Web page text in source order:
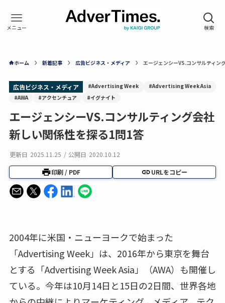
ホーム 新着記事 広告ビジネス・メディア エージェンシーVS.コンサルティン
広告ビジネス・メディア #Advertising Week
#Advertising Week Asia
#AWA
#アクセンチュア #イグナイト
エージェンシーVS.コンサルティング会社
新しい関係性を探る1問1答
更新日 2025.11.25 / 公開日 2020.10.12
印刷 / PDF URLをコピー
2004年に米国・ニューヨークで始まった
「Advertising Week」は、2016年から東京を舞台
とする「Advertising Week Asia」（AWA）も開催し
ている。今年は10月14日と15日の2日間、世界各地